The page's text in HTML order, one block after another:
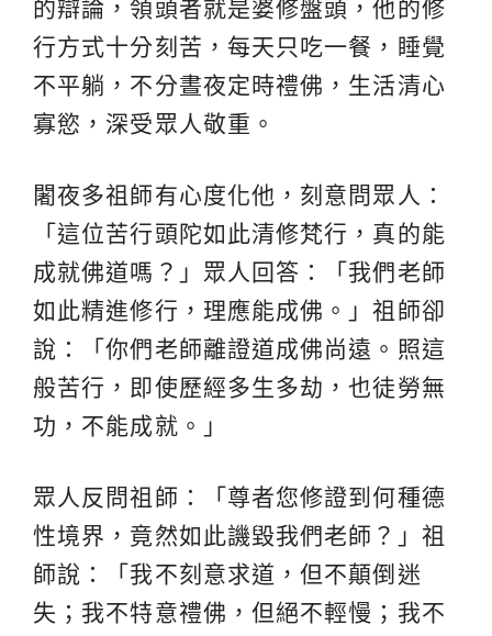
的辯論，領頭者就是婆修盤頭，他的修
行方式十分刻苦，每天只吃一餐，睡覺
不平躺，不分晝夜定時禮佛，生活清心
寡慾，深受眾人敬重。
闍夜多祖師有心度化他，刻意問眾人：
「這位苦行頭陀如此清修梵行，真的能
成就佛道嗎？」眾人回答：「我們老師
如此精進修行，理應能成佛。」祖師卻
說：「你們老師離證道成佛尚遠。照這
般苦行，即使歷經多生多劫，也徒勞無
功，不能成就。」
眾人反問祖師：「尊者您修證到何種德
性境界，竟然如此譏毀我們老師？」祖
師說：「我不刻意求道，但不顛倒迷
失；我不特意禮佛，但絕不輕慢；我不